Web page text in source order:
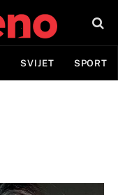
SVIJET SPORT